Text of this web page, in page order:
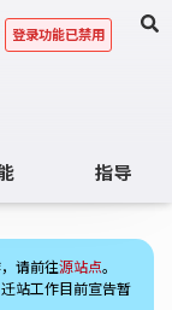
指导
登录功能已禁用
请前往源站点。
站工作目前宣告暂